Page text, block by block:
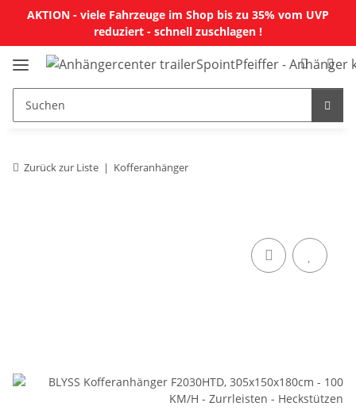
AKTION - viele Fahrzeuge im Shop bis zu 35% vom UVP
reduziert - schnell zuschlagen !
Zurück zur Liste Kofferanhänger